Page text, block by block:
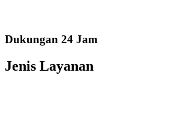
Dukungan 24 Jam
Jenis Layanan